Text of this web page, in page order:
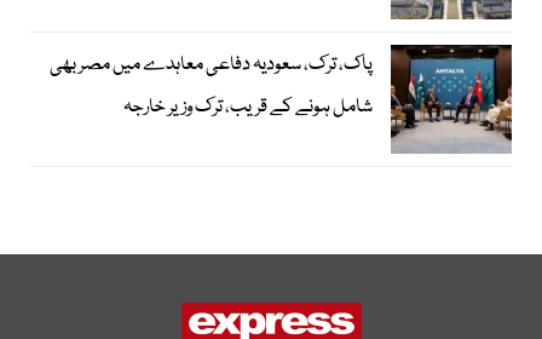
پاک، ترک، سعودیہ دفاعی معاہدے میں مصر بھی
شامل ہونے کے قریب، ترک وزیر خارجہ